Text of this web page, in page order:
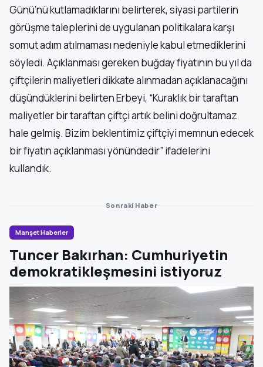
Günü’nü kutlamadıklarını belirterek, siyasi partilerin
görüşme taleplerini de uygulanan politikalara karşı
somut adım atılmaması nedeniyle kabul etmediklerini
söyledi. Açıklanması gereken buğday fiyatının bu yıl da
çiftçilerin maliyetleri dikkate alınmadan açıklanacağını
düşündüklerini belirten Erbeyi, “Kuraklık bir taraftan
maliyetler bir taraftan çiftçi artık belini doğrultamaz
hale gelmiş. Bizim beklentimiz çiftçiyi memnun edecek
bir fiyatın açıklanması yönündedir” ifadelerini
kullandık.
Sonraki Haber
Manşet Haberler
Tuncer Bakırhan: Cumhuriyetin
demokratikleşmesini istiyoruz